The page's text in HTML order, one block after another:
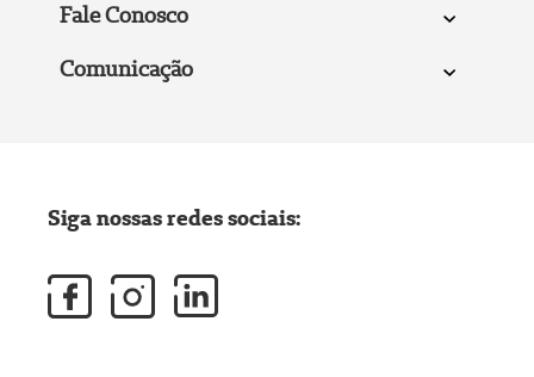
Fale Conosco
Comunicação
Siga nossas redes sociais: